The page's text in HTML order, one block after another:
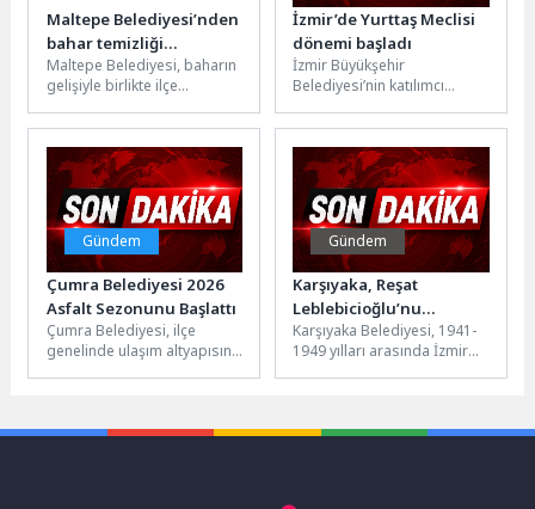
Maltepe Belediyesi’nden
bahar temizliği
seferberliği devam
ediyor
Maltepe Belediyesi, baharın
gelişiyle birlikte ilçe
çalışmalarını aralıksız
sürdürüyor. Fındıklı
Mahallesiyle başlayan...
İzmir’de Yurttaş Meclisi
dönemi başladı
İzmir Büyükşehir
Belediyesi’nin katılımcı
geçirdiği Yurttaş
Meclisleri’nde ilk oturumlar
Seferihisar, Menderes ve...
Gündem
Çumra Belediyesi 2026
Asfalt Sezonunu Başlattı
Çumra Belediyesi, ilçe
genelinde ulaşım altyapısını
Gündem
Karşıyaka, Reşat
Leblebicioğlu’nu
unutmadı
Karşıyaka Belediyesi, 1941-
1949 yılları arasında İzmir
önemli bir...